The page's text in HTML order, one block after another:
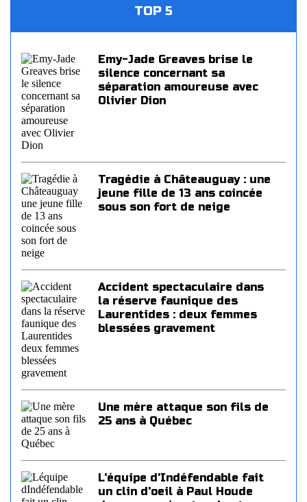
TOP 5
Emy-Jade Greaves brise le
silence concernant sa
séparation amoureuse avec
Olivier Dion
Tragédie à Châteauguay : une
jeune fille de 13 ans coincée
sous son fort de neige
Accident spectaculaire dans
la réserve faunique des
Laurentides : deux femmes
blessées gravement
Une mère attaque son fils de
25 ans à Québec
L'équipe d'Indéfendable fait
un clin d'oeil à Paul Houde